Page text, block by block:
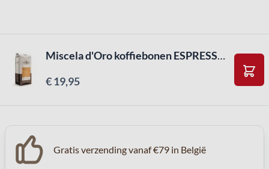
Miscela d'Oro koffiebonen ESPRESSO DOLCE ( 1kg )
€ 19,95
In
Gratis verzending vanaf €79 in België